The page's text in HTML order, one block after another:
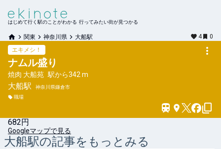
はじめて行く駅のことがわかる 行ってみたい街が見つかる
関東 神奈川県 大船駅 4
0
エキメシ！
ナムル盛り
焼肉 大船苑 駅から342 m
大船駅
神奈川県鎌倉市
職場
682円
Googleマップで見る
大船駅の記事をもっとみる